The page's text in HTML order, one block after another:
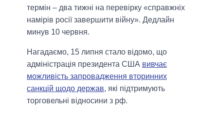
термін – два тижні на перевірку «справжніх
намірів росії завершити війну». Дедлайн
минув 10 червня.
Нагадаємо, 15 липня стало відомо, що
адміністрація президента США вивчає
можливість запровадження вторинних
санкцій щодо держав, які підтримують
торговельні відносини з рф.